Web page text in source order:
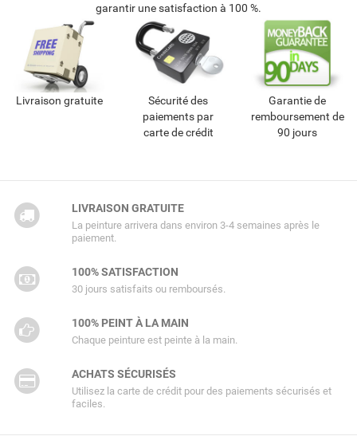
garantir une satisfaction à 100 %.
Livraison gratuite
Sécurité des
paiements par
carte de crédit
Garantie de
remboursement de
90 jours
LIVRAISON GRATUITE
La peinture arrivera dans environ 3-4 semaines après le
paiement.
100% SATISFACTION
30 jours satisfaits ou remboursés.
100% PEINT À LA MAIN
Chaque peinture est peinte à la main.
ACHATS SÉCURISÉS
Utilisez la carte de crédit pour des paiements sécurisés et
faciles.